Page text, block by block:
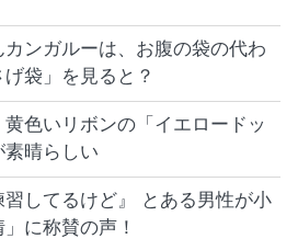
ンガルーは、お腹の袋の代わ
袋」を見ると？
色いリボンの「イエロードッ
晴らしい
してるけど』 とある男性が小
に称賛の声！